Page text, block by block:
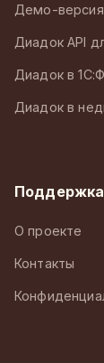
Демо-
Диадок API
Диадок в
Диадок в
Поддержка
О проекте
Контакты